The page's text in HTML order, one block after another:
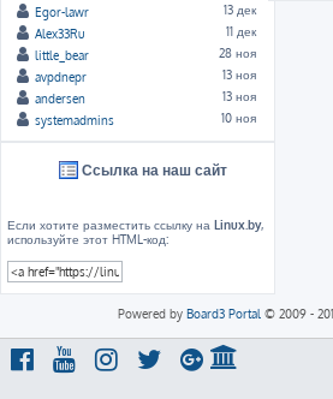
Egor-lawr
13 дек
Alex33Ru
11 дек
little_bear
28 ноя
avpdnepr
13 ноя
andersen
13 ноя
systemadmins
10 ноя
Ссылка на наш сайт
Если хотите разместить ссылку на Linux.by,
используйте этот HTML-код:
Powered by Board3 Portal © 2009 -